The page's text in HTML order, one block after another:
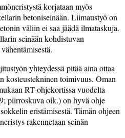
korjataan myös
betoniseinään. Liimaustyö on
väliin ei saa jäädä ilmataskuja.
seinään kohdistuvan
yhteydessä pitää aina ottaa
kosteustekninen toimivuus. Oman
RT-ohjekortissa vuodelta
piirros­kuva oik.) on hyvä ohje
eristämisestä. Tämän ohjeen
rakennetaan seinän